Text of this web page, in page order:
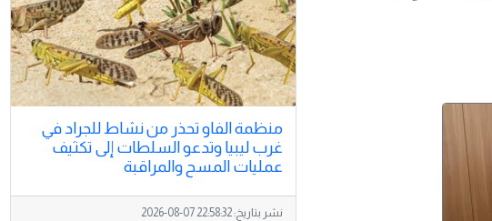
منظمة الفاو تحذر من نشاط للجراد في
غرب ليبيا وتدعو السلطات إلى تكثيف
عمليات المسح والمراقبة
نشر بتاريخ:2026-08-07 22:58:32